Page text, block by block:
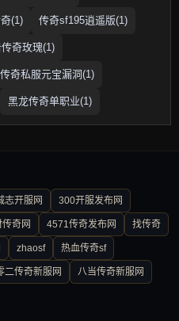
(1) 传奇sf195逍遥版(1)
奇玫瑰(1)
奇私服元宝漏洞(1)
黑龙传奇单职业(1)
志开服网 300开服发布网
奇网 4571传奇发布网 找传奇
zhaosf 热血传奇sf
二传奇新服网 八当传奇新服网